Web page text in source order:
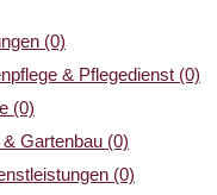
(0)
& Pflegedienst (0)
(0)
Gartenbau (0)
(0)